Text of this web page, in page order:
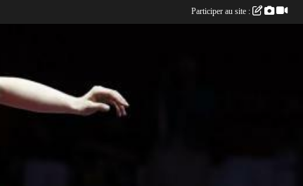
Participer au site :